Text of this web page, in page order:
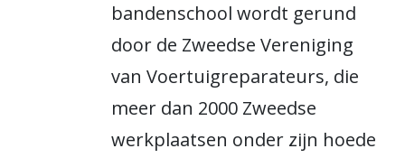
bandenschool wordt gerund
door de Zweedse Vereniging
van Voertuigreparateurs, die
meer dan 2000 Zweedse
werkplaatsen onder zijn hoede